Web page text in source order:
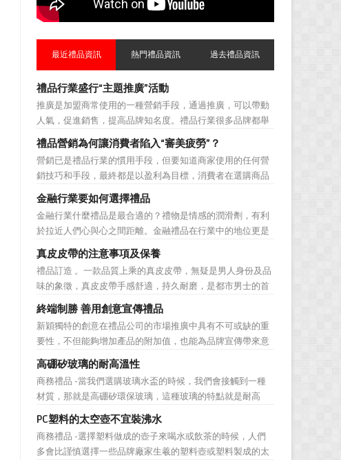
最近禮品資訊 熱門禮品資訊 過去禮品資訊
禮品行業盛行“主題推廣”活動
推廣是加盟商常使用的一種營銷手段，通過推廣，可以帶動
人氣，促進銷售，提高品牌知名度。禮品行業很多品牌都舉
辦過多場推廣活動，來帶動品牌的提升，然而，隨着推廣活
動的普遍，消費者對於這種推廣已經見怪不怪了。 所
以，儘管現在許多商家打着賠本推廣、以跳樓價銷售的口號
大搞活動，但生意...
禮品營銷為何讓消費者陷入“審美疲勞”？
營銷已是禮品行業的慣用手段，但要知道商家使用的任何營
銷技巧和手段，最終都是以盈利為目標，消費者在選購商品
時最為關注的便是如何利用最低的費用購買到最超值的貨
品。在禮品公司使用常規的營銷方式的同時，消費者也不免
走陷入了“審美疲勞”。 編者總結了最讓消費者對禮品行
業營銷產生免疫...
金融行業要如何選擇禮品
金融行業什麼禮品是最合適的？禮物是情感的潤滑劑，有利
於拉近人們心與心之間距離。金融禮品在行業中的地位更是
不容忽視，因為禮品即是企業形象的象徵，又是企業地位的
彰顯，同時對收禮人來說，一份禮物的永恆意義是語言難以
企及的。難怪有人曾說：再省也不能省禮物，再窮也不能窮
送禮。但是，禮品選擇...
真皮皮帶的注意事項及保養
禮品訂造 。一款品質上乘的真皮皮帶，無疑是男人身份及品
味的象徵，真皮皮帶手感舒適，持久耐磨，是都市男士的首
選。當你還在髮愁老爸生日禮物送什麼的時候，一款真皮皮
帶就是非常不錯的選擇。但是真皮皮帶如果疏於保養，也會
黯然失色，出現裂痕和破損的痕跡，今天小編就爲大家分享
真皮皮帶的注意事項...
終端制勝 善用創意宣傳禮品
新穎獨特的創意在禮品公司的市場推廣中具有不可或缺的重
要性，不但能夠增加產品的附加值，也能為品牌宣傳帶來意
想不到的促進作用。禮品公司如果能夠巧妙運用這些獨具創
意的宣傳禮品來提升宣傳技巧，在終端推廣中將更具競爭
力。 打火機、煙灰缸、鑰匙鏈、毛巾……當今市場上的
宣傳品幾乎是司空...
高硼矽玻璃的耐高溫性
商務禮品 -當我們選購玻璃水盃的時候，我們會接觸到一種
材質，那就是高硼矽環保玻璃，這種玻璃的特點就是耐高
溫，那麼這個耐高溫的溫度限製和準確的含義是什麼呢?禮品
紅的小編給大家總結如下。 耐熱玻璃【Heat-resistant
glass】是指含有耐熱性強的硼酸﹑矽酸成分,能夠...
PC塑料的太空壺不宜裝沸水
商務禮品 -選擇塑料做成的壺子來喝水或飲茶的時候，人們
多會比謹慎選擇一些品牌廠家生羲的塑料壺或塑料製成的太